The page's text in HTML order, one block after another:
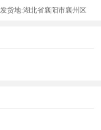
发货地:湖北省襄阳市襄州区